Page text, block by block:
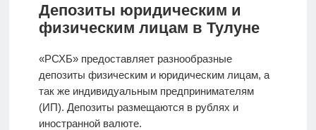
Депозиты юридическим и
физическим лицам в Тулуне
«РСХБ» предоставляет разнообразные
депозиты физическим и юридическим лицам, а
так же индивидуальным предпринимателям
(ИП). Депозиты размещаются в рублях и
иностранной валюте.